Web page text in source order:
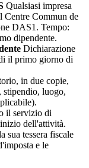
Qualsiasi impresa
Centre Commun de
DAS1. Tempo:
dipendente.
Dichiarazione
il primo giorno di
in due copie,
stipendio, luogo,
il servizio di
dell'attività.
sua tessera fiscale
e le